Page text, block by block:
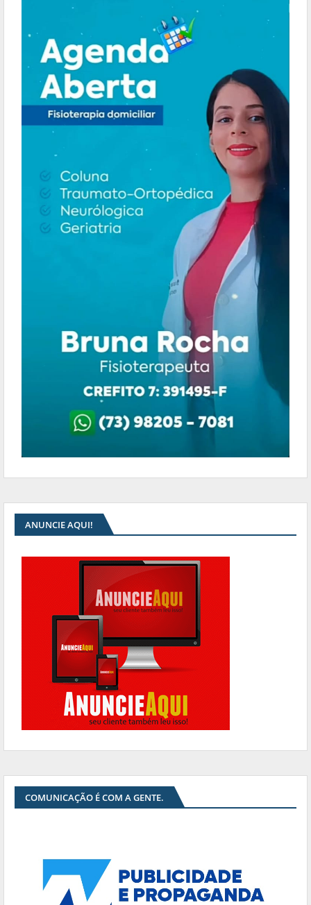
ANUNCIE AQUI!
COMUNICAÇÃO É COM A GENTE.